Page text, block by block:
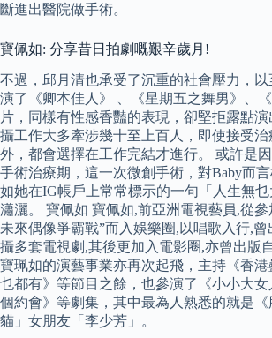
斷進出醫院做手術。
寶佩如: 分享昔日拍劇嘅艱辛歲月!
不過，邱月清也承受了沉重的社會壓力，
演了《卿本佳人》 、《星期五之舞男》、
片，同樣有性感香豔的表現，卻堅拒露點
攝工作大多牽涉幾十至上百人，即使接受
外，都會選擇在工作完結才進行。 或許是
手術治療期，這一次微創手術，對Baby而
如她在IG帳戶上常常標示的一句「人生無乜
瀟灑。 寶佩如 寶佩如,前亞洲電視藝員,從
未來偶像爭霸戰”而入娛樂圈,以唱歌入行,
攝多套電視劇,其後更加入電影圈,亦曾出版
寶珮如的演藝事業亦再次起飛，主持《香
乜都有》等節目之餘，也參演了《小小大
個約會》等劇集，其中最為人熟悉的就是
貓」女朋友「李少芳」。